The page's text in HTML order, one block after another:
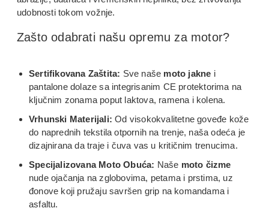
udobnosti tokom vožnje.
Zašto odabrati našu opremu za motor?
Sertifikovana Zaštita: Sve naše moto jakne i
pantalone dolaze sa integrisanim CE protektorima na
ključnim zonama poput laktova, ramena i kolena.
Vrhunski Materijali: Od visokokvalitetne goveđe kože
do naprednih tekstila otpornih na trenje, naša odeća je
dizajnirana da traje i čuva vas u kritičnim trenucima.
Specijalizovana Moto Obuća: Naše moto čizme
nude ojačanja na zglobovima, petama i prstima, uz
đonove koji pružaju savršen grip na komandama i
asfaltu.